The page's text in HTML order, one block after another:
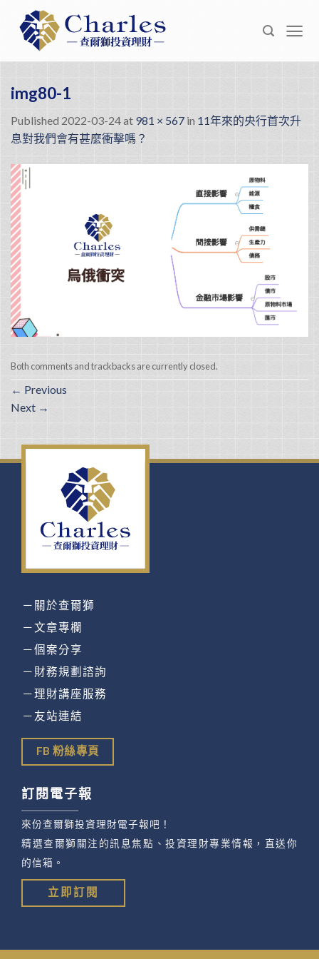
content
img80-1
Published 2022-03-24at 981 × 567 in 11年來的央行首次升
息對我們會有甚麼衝擊嗎？
Both comments and trackbacks are currently closed.
← Previous
Next →
－關於查爾獅
－文章專欄
－個案分享
－財務規劃諮詢
－理財講座服務
－友站連結
FB 粉絲專頁
訂閱電子報
來份查爾獅投資理財電子報吧！
精選查爾獅關注的訊息焦點、投資理財專業情報，直送你
的信箱。
立即訂閱